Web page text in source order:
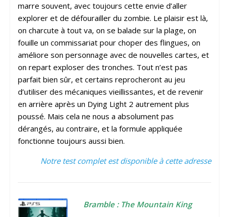
marre souvent, avec toujours cette envie d’aller
explorer et de défourailler du zombie. Le plaisir est là,
on charcute à tout va, on se balade sur la plage, on
fouille un commissariat pour choper des flingues, on
améliore son personnage avec de nouvelles cartes, et
on repart exploser des tronches. Tout n’est pas
parfait bien sûr, et certains reprocheront au jeu
d’utiliser des mécaniques vieillissantes, et de revenir
en arrière après un Dying Light 2 autrement plus
poussé. Mais cela ne nous a absolument pas
dérangés, au contraire, et la formule appliquée
fonctionne toujours aussi bien.
Notre test complet est disponible à cette adresse
Bramble : The Mountain King